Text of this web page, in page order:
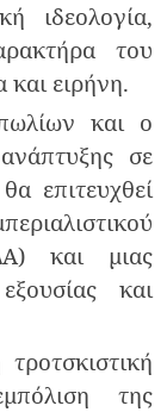
ιδεολογία,
του
και ειρήνη.
και ο
σε
επιτευχθεί
και μιας
και
της